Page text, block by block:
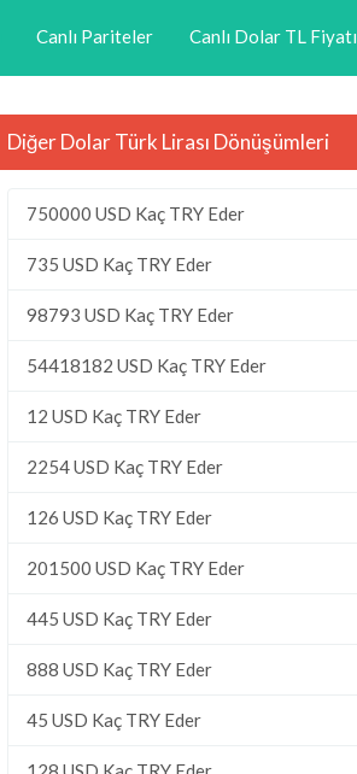
Canlı Pariteler Canlı Dolar TL Fiyatı
Diğer Dolar Türk Lirası Dönüşümleri
750000 USD Kaç TRY Eder
735 USD Kaç TRY Eder
98793 USD Kaç TRY Eder
54418182 USD Kaç TRY Eder
12 USD Kaç TRY Eder
2254 USD Kaç TRY Eder
126 USD Kaç TRY Eder
201500 USD Kaç TRY Eder
445 USD Kaç TRY Eder
888 USD Kaç TRY Eder
45 USD Kaç TRY Eder